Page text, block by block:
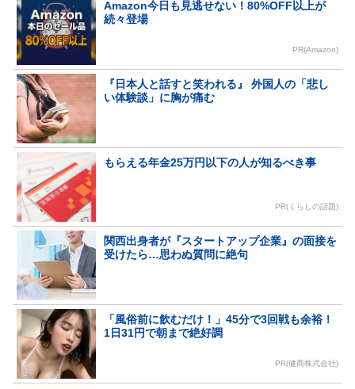
Amazon今日も見逃せない！80%OFF以上が
続々登場
PR(Amazon)
『日本人と話すと笑われる』 外国人の「悲し
い体験談」に胸が痛む
もらえる年金25万円以下の人が知るべき事
PR(くらしの話題)
関西出身者が『スタートアップ企業』の面接を
受けたら…思わぬ質問に絶句
「風俗前に飲むだけ！」45分で3回戦も余裕！
1日31円で朝まで絶好調
PR(健商株式会社)